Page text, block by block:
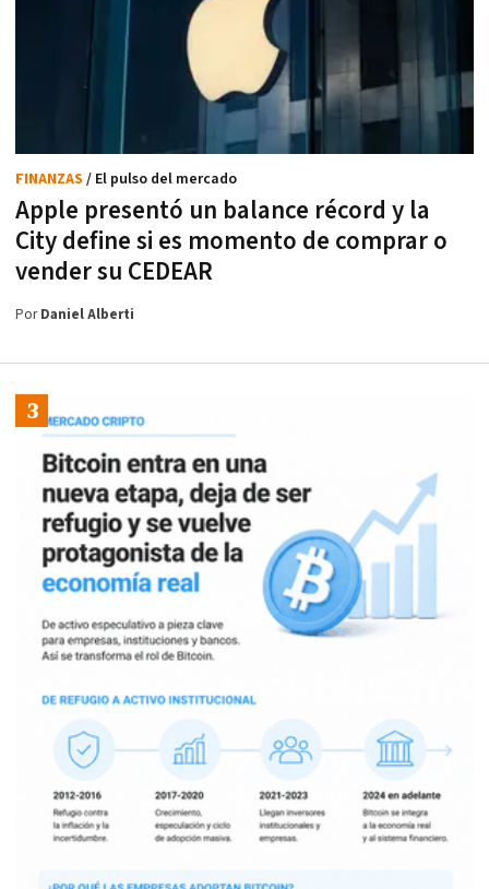
Apple presentó un balance récord y la
City define si es momento de comprar o
vender su CEDEAR
FINANZAS / El pulso del mercado
PorDaniel Alberti